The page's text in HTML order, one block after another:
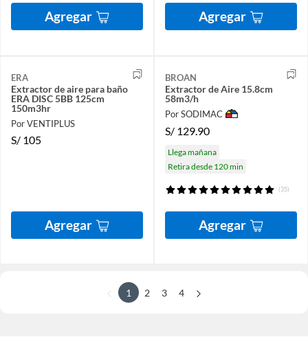
Agregar Agregar
ERA
Extractor de aire para baño
ERA DISC 5BB 125cm
150m3hr
Por VENTIPLUS
S/ 105
Agregar
BROAN
Extractor de Aire 15.8cm
58m3/h
Por SODIMAC
S/ 129.90
Llega mañana
Retira desde 120 min
(35)
Agregar
1 2 3 4